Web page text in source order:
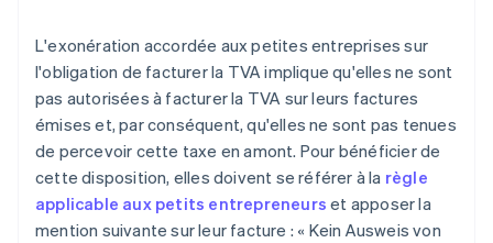
L'exonération accordée aux petites entreprises sur
l'obligation de facturer la TVA implique qu'elles ne sont
pas autorisées à facturer la TVA sur leurs factures
émises et, par conséquent, qu'elles ne sont pas tenues
de percevoir cette taxe en amont. Pour bénéficier de
cette disposition, elles doivent se référer à la règle
applicable aux petits entrepreneurs et apposer la
mention suivante sur leur facture : « Kein Ausweis von